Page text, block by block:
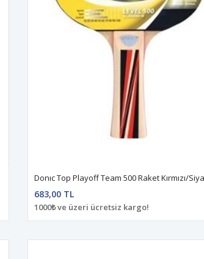
Donıc Top Playoff Team 500 Raket Kırmızı/
683,00 TL
1000₺ ve üzeri ücretsiz kargo!